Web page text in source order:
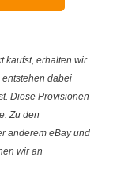
kaufst, erhalten wir
dabei
Diese Provisionen
Zu den
anderem eBay und
wir an